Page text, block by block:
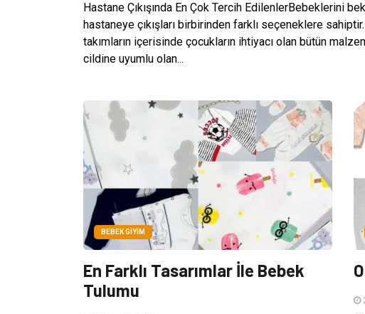
Hastane Çıkışında En Çok Tercih EdilenlerBebeklerini
hastaneye çıkışları birbirinden farklı seçeneklere
takımların içerisinde çocukların ihtiyacı olan bütün
cildine uyumlu olan...
BEBEK GIYIM
En Farklı Tasarımlar İle Bebek
Tulumu